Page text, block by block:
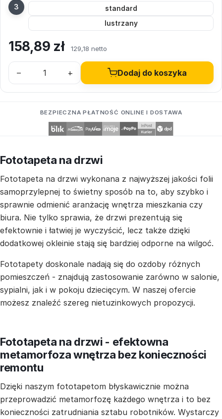
standard
lustrzany
158,89 zł 129,18 netto
– + Dodaj do koszyka
BEZPIECZNA PŁATNOŚĆ ONLINE I DOSTAWA
Fototapeta na drzwi
Fototapeta na drzwi wykonana z najwyższej jakości folii
samoprzylepnej to świetny sposób na to, aby szybko i
sprawnie odmienić aranżację wnętrza mieszkania czy
biura. Nie tylko sprawia, że drzwi prezentują się
efektownie i łatwiej je wyczyścić, lecz także dzięki
dodatkowej okleinie stają się bardziej odporne na wilgoć.
Fototapety doskonale nadają się do ozdoby różnych
pomieszczeń - znajdują zastosowanie zarówno w salonie,
sypialni, jak i w pokoju dziecięcym. W naszej ofercie
możesz znaleźć szereg nietuzinkowych propozycji.
Fototapeta na drzwi - efektowna
metamorfoza wnętrza bez konieczności
remontu
Dzięki naszym fototapetom błyskawicznie można
przeprowadzić metamorfozę każdego wnętrza i to bez
konieczności zatrudniania sztabu robotników. Wystarczy